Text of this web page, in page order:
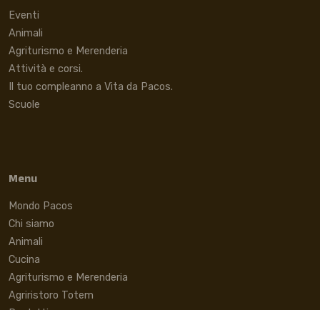
Eventi
Animali
Agriturismo e Merenderia
Attività e corsi.
Il tuo compleanno a Vita da Pacos.
Scuole
Menu
Mondo Pacos
Chi siamo
Animali
Cucina
Agriturismo e Merenderia
Agriristoro Totem